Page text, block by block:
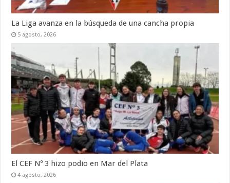
La Liga avanza en la búsqueda de una cancha propia
5 agosto, 2026
El CEF Nº 3 hizo podio en Mar del Plata
4 agosto, 2026